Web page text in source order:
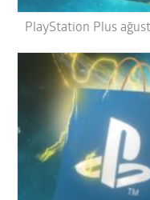
PlayStation Plus